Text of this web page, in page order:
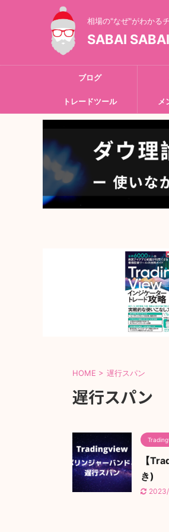
相場の"なぜ"がわかる
SABAI
ブログ
トレードツール メ
HOME > 遅行スパン
遅行スパン
【
き)